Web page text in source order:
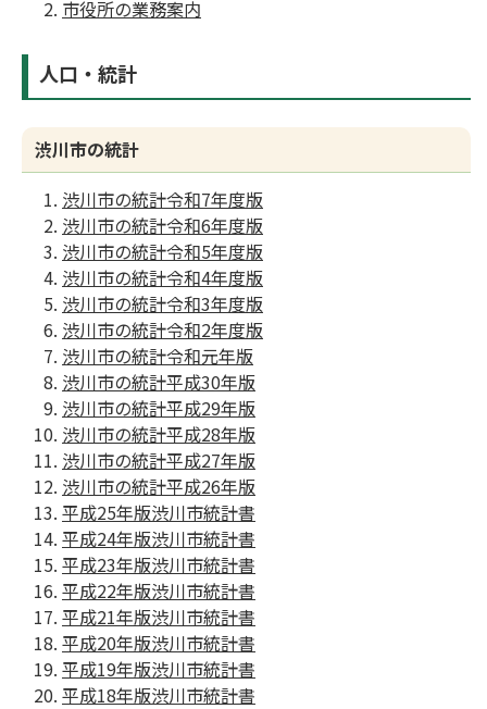
市役所の業務案内
人口・統計
渋川市の統計
渋川市の統計令和7年度版
渋川市の統計令和6年度版
渋川市の統計令和5年度版
渋川市の統計令和4年度版
渋川市の統計令和3年度版
渋川市の統計令和2年度版
渋川市の統計令和元年版
渋川市の統計平成30年版
渋川市の統計平成29年版
渋川市の統計平成28年版
渋川市の統計平成27年版
渋川市の統計平成26年版
平成25年版渋川市統計書
平成24年版渋川市統計書
平成23年版渋川市統計書
平成22年版渋川市統計書
平成21年版渋川市統計書
平成20年版渋川市統計書
平成19年版渋川市統計書
平成18年版渋川市統計書